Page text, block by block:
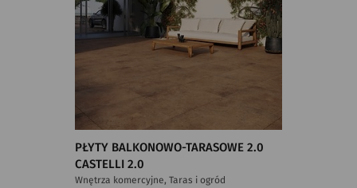
PŁYTY BALKONOWO-TARASOWE 2.0
CASTELLI 2.0
Wnętrza komercyjne, Taras i ogród